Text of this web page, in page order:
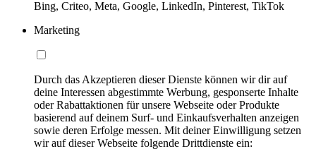
Bing, Criteo, Meta, Google, LinkedIn, Pinterest, TikTok
Marketing
Durch das Akzeptieren dieser Dienste können wir dir auf
deine Interessen abgestimmte Werbung, gesponserte Inhalte
oder Rabattaktionen für unsere Webseite oder Produkte
basierend auf deinem Surf- und Einkaufsverhalten anzeigen
sowie deren Erfolge messen. Mit deiner Einwilligung setzen
wir auf dieser Webseite folgende Drittdienste ein: